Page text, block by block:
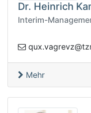
Dr. Heinrich
Interim-
@zvergav.xuq
Mehr